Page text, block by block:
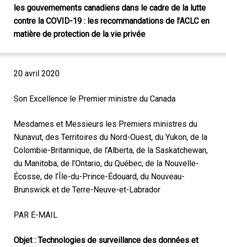
les gouvernements canadiens dans le cadre de la lutte
contre la COVID-19 : les recommandations de l’ACLC en
matière de protection de la vie privée
20 avril 2020
Son Excellence le Premier ministre du Canada
Mesdames et Messieurs les Premiers ministres du
Nunavut, des Territoires du Nord-Ouest, du Yukon, de la
Colombie-Britannique, de l’Alberta, de la Saskatchewan,
du Manitoba, de l’Ontario, du Québec, de la Nouvelle-
Écosse, de l’Île-du-Prince-Édouard, du Nouveau-
Brunswick et de Terre-Neuve-et-Labrador
PAR E-MAIL
Objet : Technologies de surveillance des données et